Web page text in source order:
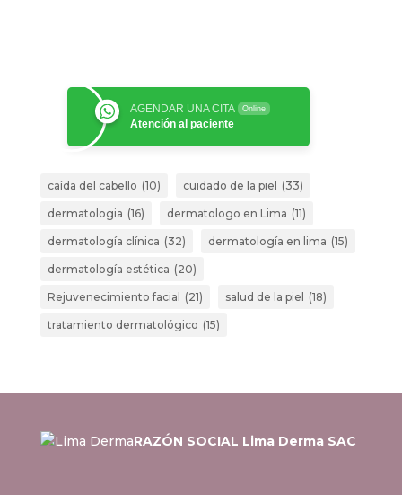
AGENDAR UNA CITA Online
Atención al paciente
caída del cabello (10) cuidado de la piel (33)
dermatologia (16) dermatologo en Lima (11)
dermatología clínica (32) dermatología en lima (15)
dermatología estética (20)
Rejuvenecimiento facial (21) salud de la piel (18)
tratamiento dermatológico (15)
RAZÓN SOCIAL Lima Derma SAC